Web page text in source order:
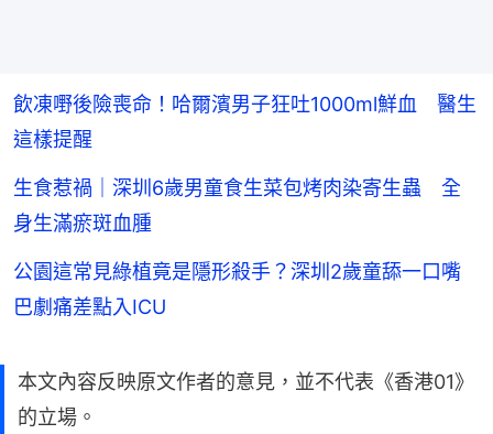
飲凍嘢後險喪命！哈爾濱男子狂吐1000ml鮮血 醫生
這樣提醒
生食惹禍｜深圳6歲男童食生菜包烤肉染寄生蟲 全
身生滿瘀斑血腫
公園這常見綠植竟是隱形殺手？深圳2歲童舔一口嘴
巴劇痛差點入ICU
本文內容反映原文作者的意見，並不代表《香港01》
的立場。